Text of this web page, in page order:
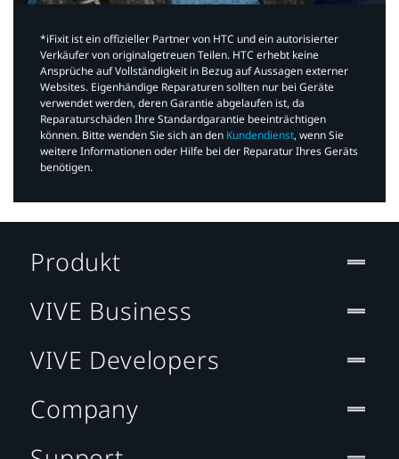
*iFixit ist ein offizieller Partner von HTC und ein autorisierter
Verkäufer von originalgetreuen Teilen. HTC erhebt keine
Ansprüche auf Vollständigkeit in Bezug auf Aussagen externer
Websites. Eigenhändige Reparaturen sollten nur bei Geräte
verwendet werden, deren Garantie abgelaufen ist, da
Reparaturschäden Ihre Standardgarantie beeinträchtigen
können. Bitte wenden Sie sich an den Kundendienst, wenn Sie
weitere Informationen oder Hilfe bei der Reparatur Ihres Geräts
benötigen.​
Produkt
VIVE Business
VIVE Developers
Company